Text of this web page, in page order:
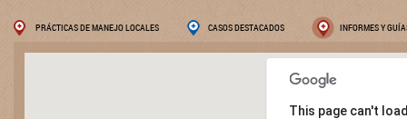
PRÁCTICAS DE MANEJO LOCALES CASOS DESTACADOS INFORMES Y
This page can't